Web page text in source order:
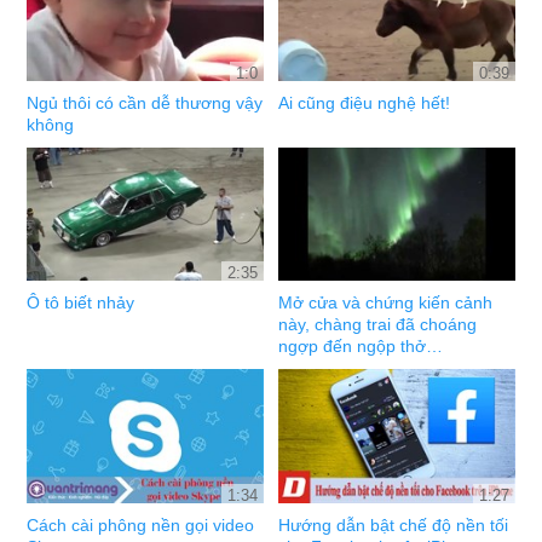
1:0
Ngủ thôi có cần dễ thương vậy
không
0:39
Ai cũng điệu nghệ hết!
2:35
Ô tô biết nhảy
Mở cửa và chứng kiến cảnh
này, chàng trai đã choáng
ngợp đến ngộp thở…
1:34
Cách cài phông nền gọi video
1:27
Hướng dẫn bật chế độ nền tối